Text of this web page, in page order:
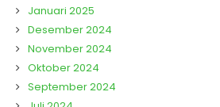
Januari 2025
Desember 2024
November 2024
Oktober 2024
September 2024